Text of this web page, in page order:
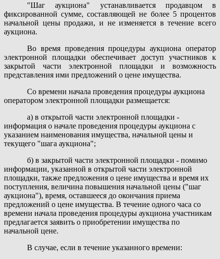
"Шаг аукциона" устанавливается продавцом в
фиксированной сумме, составляющей не более 5 процентов
начальной цены продажи, и не изменяется в течение всего
аукциона.
Во время проведения процедуры аукциона оператор
электронной площадки обеспечивает доступ участников к
закрытой части электронной площадки и возможность
представления ими предложений о цене имущества.
Со времени начала проведения процедуры аукциона
оператором электронной площадки размещается:
а) в открытой части электронной площадки -
информация о начале проведения процедуры аукциона с
указанием наименования имущества, начальной цены и
текущего "шага аукциона";
б) в закрытой части электронной площадки - помимо
информации, указанной в открытой части электронной
площадки, также предложения о цене имущества и время их
поступления, величина повышения начальной цены ("шаг
аукциона"), время, оставшееся до окончания приема
предложений о цене имущества. В течение одного часа со
времени начала проведения процедуры аукциона участникам
предлагается заявить о приобретении имущества по
начальной цене.
В случае, если в течение указанного времени: